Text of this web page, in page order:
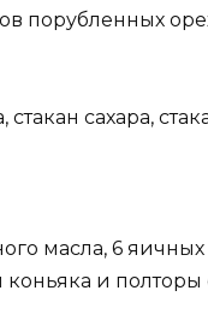
порубленных
сахара,
масла, 6 яичных
и